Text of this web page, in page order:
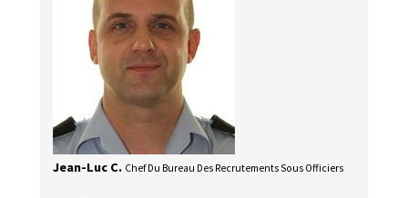
Jean-Luc C. Chef Du Bureau Des Recrutements Sous Officiers